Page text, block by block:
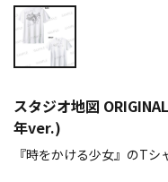
スタジオ地図
年ver.)
『時をかける少女』のTシ